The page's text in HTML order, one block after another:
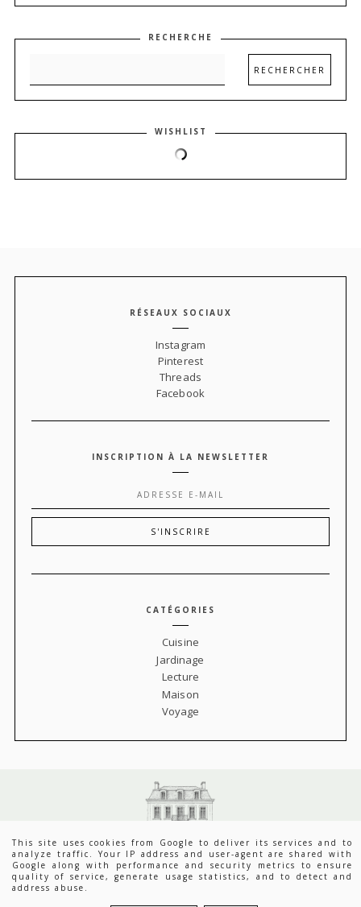
RECHERCHE
WISHLIST
RÉSEAUX SOCIAUX
Instagram
Pinterest
Threads
Facebook
INSCRIPTION À LA NEWSLETTER
CATÉGORIES
Cuisine
Jardinage
Lecture
Maison
Voyage
LOUISE GRENADINE - BLOG SLOW LIFESTYLE DEPUIS 2007.
DESIGN CRÉÉ PAR
GRENADINE
This site uses cookies from Google to deliver its services and to
analyze traffic. Your IP address and user-agent are shared with
Google along with performance and security metrics to ensure
quality of service, generate usage statistics, and to detect and
address abuse.